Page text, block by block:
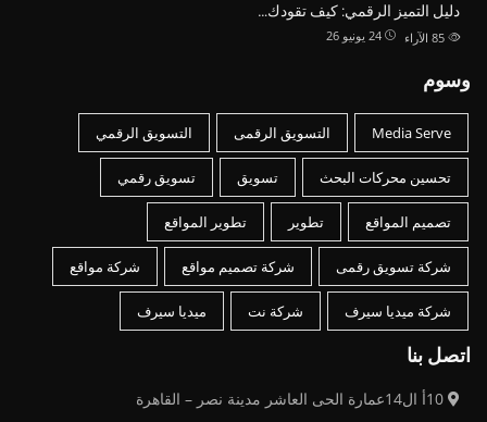
دليل التميز الرقمي: كيف تقودك…
24 يونيو 26 الآراء
وسوم
Media Serve التسويق الرقمى التسويق الرقمي
تحسين محركات البحث تسويق تسويق رقمي
تصميم المواقع تطوير تطوير المواقع
شركة تسويق رقمى شركة تصميم مواقع شركة مواقع
شركة ميديا سيرف شركة نت ميديا سيرف
اتصل بنا